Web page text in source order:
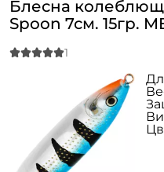
Блесна
Spoon 7см. 15гр.